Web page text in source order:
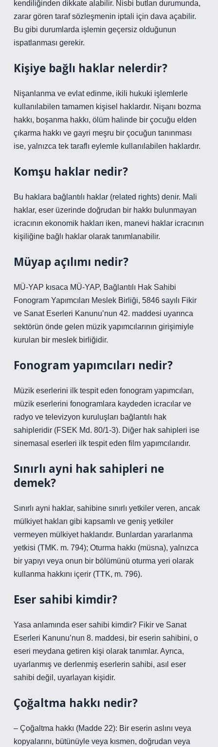
kendiliğinden dikkate alabilir. Nisbi butlan durumunda,
zarar gören taraf sözleşmenin iptali için dava açabilir.
Bu gibi durumlarda işlemin geçersiz olduğunun
ispatlanması gerekir.
Kişiye bağlı haklar nelerdir?
Nişanlanma ve evlat edinme, ikili hukuki işlemlerle
kullanılabilen tamamen kişisel haklardır. Nişanı bozma
hakkı, boşanma hakkı, ölüm halinde bir çocuğu elden
çıkarma hakkı ve gayri meşru bir çocuğun tanınması
ise, yalnızca tek taraflı eylemle kullanılabilen haklardır.
Komşu haklar nedir?
Bu haklara bağlantılı haklar (related rights) denir. Mali
haklar, eser üzerinde doğrudan bir hakkı bulunmayan
icracının ekonomik hakları iken, manevi haklar icracının
kişiliğine bağlı haklar olarak tanımlanabilir.
Müyap açılımı nedir?
MÜ-YAP kısaca MÜ-YAP, Bağlantılı Hak Sahibi
Fonogram Yapımcıları Meslek Birliği, 5846 sayılı Fikir
ve Sanat Eserleri Kanunu’nun 42. maddesi uyarınca
sektörün önde gelen müzik yapımcılarının girişimiyle
kurulan bir meslek birliğidir.
Fonogram yapımcıları nedir?
Müzik eserlerini ilk tespit eden fonogram yapımcıları,
müzik eserlerini fonogramlara kaydeden icracılar ve
radyo ve televizyon kuruluşları bağlantılı hak
sahipleridir (FSEK Md. 80/1-3). Diğer hak sahipleri ise
sinemasal eserleri ilk tespit eden film yapımcılarıdır.
Sınırlı ayni hak sahipleri ne
demek?
Sınırlı ayni haklar, sahibine sınırlı yetkiler veren, ancak
mülkiyet hakları gibi kapsamlı ve geniş yetkiler
vermeyen mülkiyet haklarıdır. Bunlardan yararlanma
yetkisi (TMK. m. 794); Oturma hakkı (müsna), yalnızca
bir yapıyı veya onun bir bölümünü oturma yeri olarak
kullanma hakkını içerir (TTK, m. 796).
Eser sahibi kimdir?
Yasa anlamında eser sahibi kimdir? Fikir ve Sanat
Eserleri Kanunu’nun 8. maddesi, bir eserin sahibini, o
eseri meydana getiren kişi olarak tanımlar. Ayrıca,
uyarlanmış ve derlenmiş eserlerin sahibi, asıl eser
sahibi değil, uyarlayan kişidir.
Çoğaltma hakkı nedir?
– Çoğaltma hakkı (Madde 22): Bir eserin aslını veya
kopyalarını, bütünüyle veya kısmen, doğrudan veya